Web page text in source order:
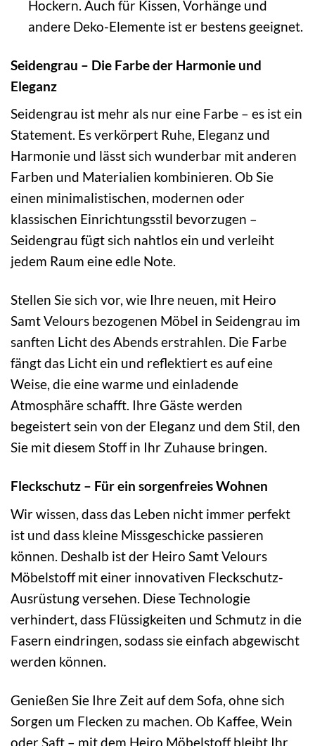
Hockern. Auch für Kissen, Vorhänge und
andere Deko-Elemente ist er bestens geeignet.
Seidengrau – Die Farbe der Harmonie und
Eleganz
Seidengrau ist mehr als nur eine Farbe – es ist ein
Statement. Es verkörpert Ruhe, Eleganz und
Harmonie und lässt sich wunderbar mit anderen
Farben und Materialien kombinieren. Ob Sie
einen minimalistischen, modernen oder
klassischen Einrichtungsstil bevorzugen –
Seidengrau fügt sich nahtlos ein und verleiht
jedem Raum eine edle Note.
Stellen Sie sich vor, wie Ihre neuen, mit Heiro
Samt Velours bezogenen Möbel in Seidengrau im
sanften Licht des Abends erstrahlen. Die Farbe
fängt das Licht ein und reflektiert es auf eine
Weise, die eine warme und einladende
Atmosphäre schafft. Ihre Gäste werden
begeistert sein von der Eleganz und dem Stil, den
Sie mit diesem Stoff in Ihr Zuhause bringen.
Fleckschutz – Für ein sorgenfreies Wohnen
Wir wissen, dass das Leben nicht immer perfekt
ist und dass kleine Missgeschicke passieren
können. Deshalb ist der Heiro Samt Velours
Möbelstoff mit einer innovativen Fleckschutz-
Ausrüstung versehen. Diese Technologie
verhindert, dass Flüssigkeiten und Schmutz in die
Fasern eindringen, sodass sie einfach abgewischt
werden können.
Genießen Sie Ihre Zeit auf dem Sofa, ohne sich
Sorgen um Flecken zu machen. Ob Kaffee, Wein
oder Saft – mit dem Heiro Möbelstoff bleibt Ihr